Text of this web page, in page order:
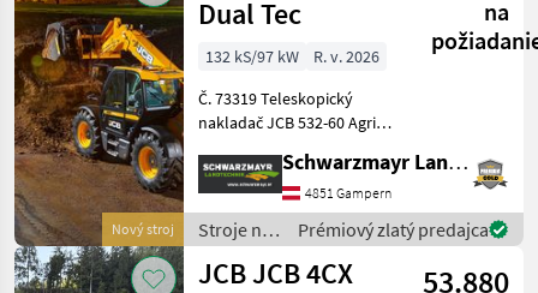
Nový stroj
Dual Tec
na
132 kS/97 kW
R. v. 2026
Č. 73319 Teleskopický
nakladač JCB 532-60 Agri
zdvihovou silou 3, 2 tony - s
výškou zdvihu 7, 0 metra -
so 4-valcovým motorom
JCB Dieselmax Common
Schwarzmayr Landtechnik GmbH - Gampern
4851 Gampern
Stroje na
stavbu /
JCB
Prémiový zlatý predajca
JCB JCB 4CX
53.880